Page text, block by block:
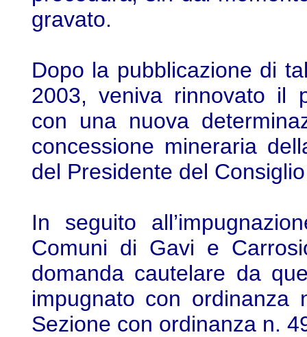
gravato.
Dopo la pubblicazione di
2003, veniva rinnovato il
con una nuova
concessione mineraria
del Presidente del
In seguito
Comuni di Gavi e
domanda cautelare da
impugnato con ordinanza
Sezione con ordinanza n.